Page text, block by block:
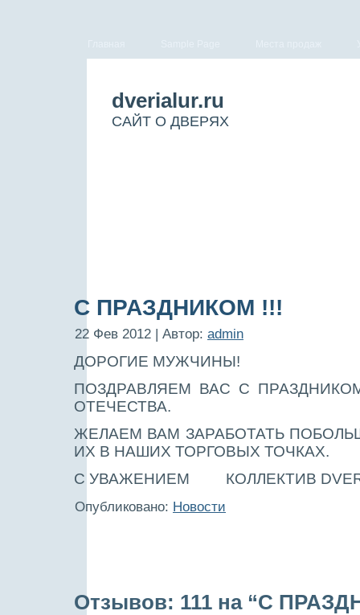
dverialur.ru
САЙТ О ДВЕРЯХ
С ПРАЗДНИКОМ !!!
22 Фев 2012 | Автор: admin
ДОРОГИЕ МУЖЧИНЫ!
ПОЗДРАВЛЯЕМ ВАС С
ОТЕЧЕСТВА.
ЖЕЛАЕМ ВАМ ЗАРАБОТАТЬ
ИХ В НАШИХ ТОРГОВЫХ ТОЧКАХ.
С УВАЖЕНИЕМ КОЛЛЕКТИВ
Опубликовано: Новости
Отзывов: 111 на “С